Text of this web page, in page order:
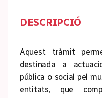
DESCRIPCIÓ
Aquest tràmit
destinada a
pública o social pel
entitats, que